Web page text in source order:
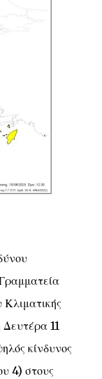
Δευτέρα 11
κίνδυνος
4) στους